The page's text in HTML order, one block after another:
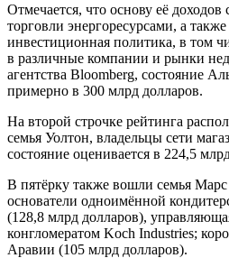
Отмечается, что основу её
торговли энергоресурсами, а
инвестиционная политика, в том
в различные компании и рынки
агентства Bloomberg, состояние
примерно в 300 млрд долларов.
На второй строчке рейтинга
семья Уолтон, владельцы сети
состояние оценивается в 224,5
В пятёрку также вошли семья
основатели одноимённой
(128,8 млрд долларов),
конгломератом Koch Industries;
Аравии (105 млрд долларов).